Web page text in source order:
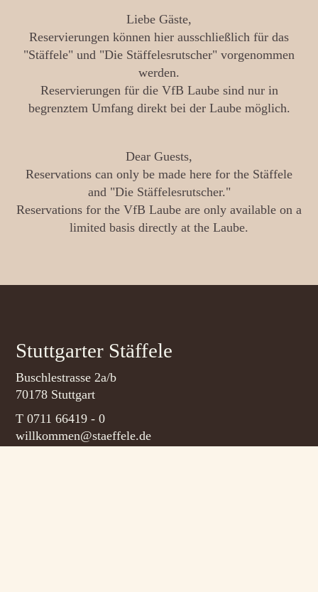
Liebe Gäste,
Reservierungen können hier ausschließlich für das
"Stäffele" und "Die Stäffelesrutscher" vorgenommen
werden.
Reservierungen für die VfB Laube sind nur in
begrenztem Umfang direkt bei der Laube möglich.
Dear Guests,
Reservations can only be made here for the Stäffele
and "Die Stäffelesrutscher."
Reservations for the VfB Laube are only available on a
limited basis directly at the Laube.
Stuttgarter Stäffele
Buschlestrasse 2a/b
70178 Stuttgart
T 0711 66419 - 0
willkommen@staeffele.de